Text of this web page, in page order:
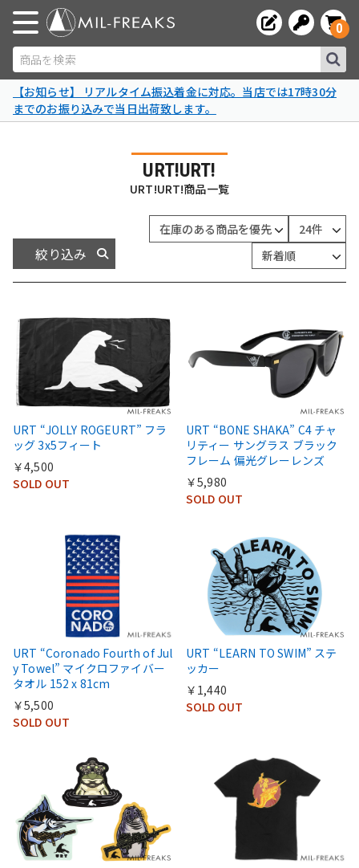
商品を検索
0
【お知らせ】 リアルタイム振込着金に対応。当店では17時30分
までのお振り込みで当日出荷致します。
URT!URT!
URT!URT!商品一覧
絞り込み
URT “JOLLY ROGEURT” フラ
ッグ 3x5フィート
￥4,500
SOLD OUT
URT “BONE SHAKA” C4 チャ
リティー サングラス ブラック
フレーム 偏光グレーレンズ
￥5,980
SOLD OUT
URT “Coronado Fourth of Jul
y Towel” マイクロファイバー
タオル 152 x 81cm
￥5,500
SOLD OUT
URT “LEARN TO SWIM” ステ
ッカー
￥1,440
SOLD OUT